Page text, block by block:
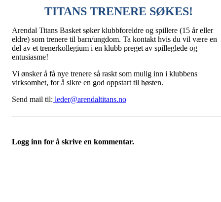
TITANS TRENERE SØKES!
Arendal Titans Basket søker klubbforeldre og spillere (15 år eller
eldre) som trenere til barn/ungdom. Ta kontakt hvis du vil være en
del av et trenerkollegium i en klubb preget av spilleglede og
entusiasme!
Vi ønsker å få nye trenere så raskt som mulig inn i klubbens
virksomhet, for å sikre en god oppstart til høsten.
Send mail til: leder@arendaltitans.no
Logg inn for å skrive en kommentar.